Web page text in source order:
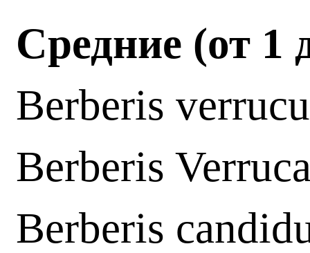
Средние (от 1
Berberis
Berberis
Berberis